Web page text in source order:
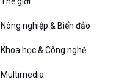
Nông nghiệp & Biển đảo
Khoa học & Công nghệ
Multimedia